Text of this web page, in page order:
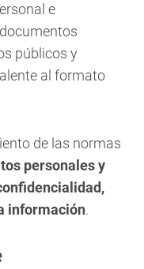
e
públicos y
al formato
de las normas
personales y
información.